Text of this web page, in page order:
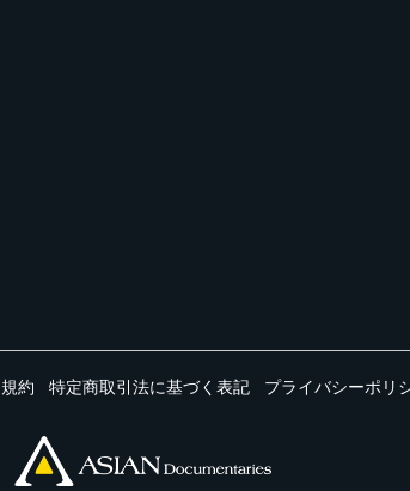
約 特定商取引法に基づく表記 プライバシーポリ